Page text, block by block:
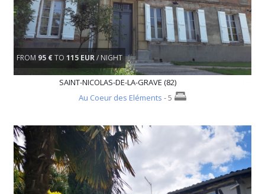
FROM 95 €TO 115 EUR/ NIGHT
SAINT-NICOLAS-DE-LA-GRAVE (82)
Au Coeur des Eléments - 5